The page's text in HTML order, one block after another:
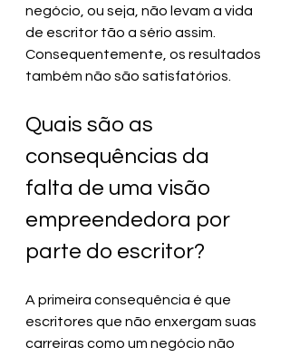
negócio, ou seja, não levam a vida
de escritor tão a sério assim.
Consequentemente, os resultados
também não são satisfatórios.
Quais são as
consequências da
falta de uma visão
empreendedora por
parte do escritor?
A primeira consequência é que
escritores que não enxergam suas
carreiras como um negócio não